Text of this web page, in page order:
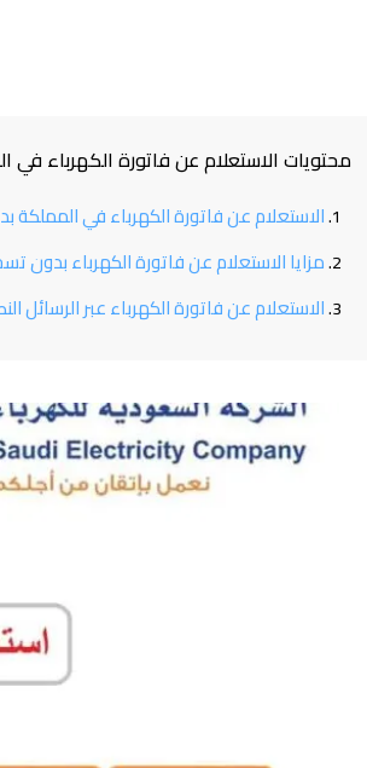
محتويات الاستعلام عن فاتورة الكهرباء
الاستعلام عن فاتورة الكهرباء في المملكة
مزايا الاستعلام عن فاتورة الكهرباء بدون
الاستعلام عن فاتورة الكهرباء عبر الرسائل